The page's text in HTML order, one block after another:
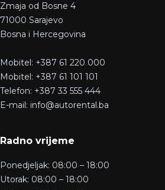
Zmaja od Bosne 4
71000 Sarajevo
Bosna i Hercegovina
Mobitel: +387 61 220 000
Mobitel: +387 61 101 101
Telefon: +387 33 555 444
E-mail: info@autorental.ba
Radno vrijeme
Ponedjeljak: 08:00 – 18:00
Utorak: 08:00 – 18:00